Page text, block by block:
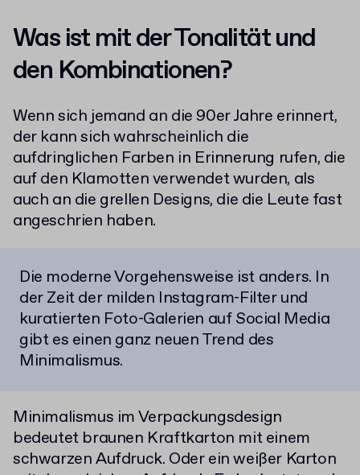
Was ist mit der Tonalität und
den Kombinationen?
Wenn sich jemand an die 90er Jahre erinnert,
der kann sich wahrscheinlich die
aufdringlichen Farben in Erinnerung rufen, die
auf den Klamotten verwendet wurden, als
auch an die grellen Designs, die die Leute fast
angeschrien haben.
Die moderne Vorgehensweise ist anders. In
der Zeit der milden Instagram-Filter und
kuratierten Foto-Galerien auf Social Media
gibt es einen ganz neuen Trend des
Minimalismus.
Minimalismus im Verpackungsdesign
bedeutet braunen Kraftkarton mit einem
schwarzen Aufdruck. Oder ein weißer Karton